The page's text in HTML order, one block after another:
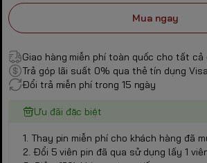
Mua ngay
Giao hàng miễn phí toàn quốc cho tất cả
Trả góp lãi suất 0% qua thẻ tín dụng
Đổi trả miễn phí trong 15 ngày
Ưu đãi đặc biệt
1. Thay pin miễn phí cho khách hàng đã
2. Đổi 5 viên pin đã qua sử dụng lấy 1